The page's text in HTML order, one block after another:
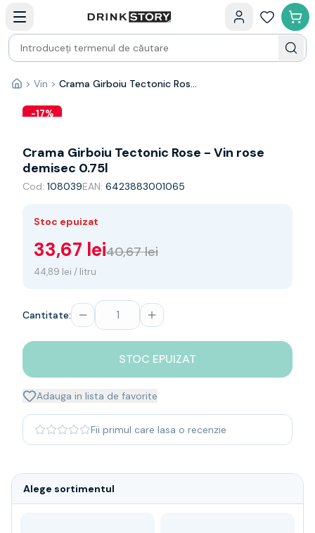
Bauturi fine — selectie
Produse Noi
Cosuri cadou
Pachete & Cadouri
Vin
Tamaioasa
Franta
Spania
Africa de Sud
Germania
Noua Zeelanda
Spumante
Sampanie
Single malt
Japanese
Bourbon
Blanded Japanese
Canadian
Rom
Vodka
Acasă
> Vin > Crama Girboiu Tectonic Rose - Vin rose demisec 0.75l
-17%
Crama Girboiu Tectonic Rose - Vin rose
demisec 0.75l
Cod: 108039EAN: 6423883001065
Stoc epuizat
33,67 lei40,67 lei
44,89 lei / litru
Cantitate:
STOC EPUIZAT
Adauga in lista de favorite
Fii primul care lasa o recenzie
Alege sortimentul